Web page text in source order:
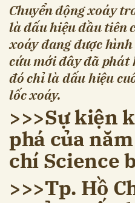
Chuyển động xoáy
là dấu hiệu đầu tiên
xoáy đang được
cứu mới đây đã phát
đó chỉ là dấu hiệu
lốc xoáy.
>>>Sự kiện
phá của
chí Science
>>>Tp. Hồ